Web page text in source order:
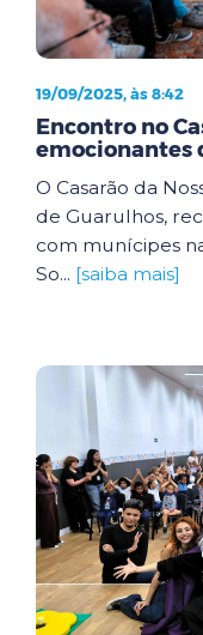
19/09/2025, às 8:42
Encontro no
emocionantes
O Casarão da
de Guarulhos,
com munícipes
So... [saiba mais]